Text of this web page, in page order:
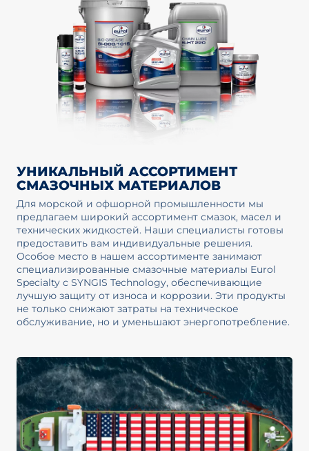
УНИКАЛЬНЫЙ АССОРТИМЕНТ
СМАЗОЧНЫХ МАТЕРИАЛОВ
Для морской и офшорной промышленности мы
предлагаем широкий ассортимент смазок, масел и
технических жидкостей. Наши специалисты готовы
предоставить вам индивидуальные решения.
Особое место в нашем ассортименте занимают
специализированные смазочные материалы Eurol
Specialty с SYNGIS Technology, обеспечивающие
лучшую защиту от износа и коррозии. Эти продукты
не только снижают затраты на техническое
обслуживание, но и уменьшают энергопотребление.